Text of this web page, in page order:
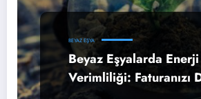
BEYAZ EŞYA
Beyaz Eşyalarda Enerji
Verimliliği: Faturanızı